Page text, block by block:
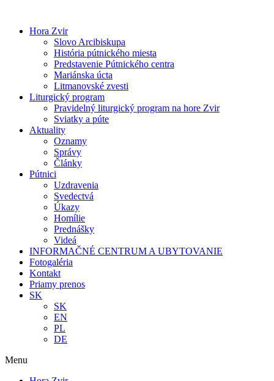
obsah
Hora Zvir
Slovo Arcibiskupa
História pútnického miesta
Predstavenie Pútnického centra
Mariánska úcta
Litmanovské zvesti
Liturgický program
Pravidelný liturgický program na hore Zvir
Sviatky a púte
Aktuality
Oznamy
Správy
Články
Pútnici
Uzdravenia
Svedectvá
Úkazy
Homílie
Prednášky
Videá
INFORMAČNÉ CENTRUM A UBYTOVANIE
Fotogaléria
Kontakt
Priamy prenos
SK
SK
EN
PL
DE
Menu